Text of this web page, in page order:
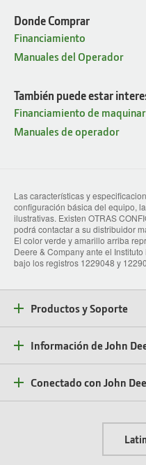
Donde Comprar
Financiamiento
Manuales del Operador
También puede estar
Financiamiento de
Manuales de operador
Las características y
configuración básica del equipo,
ilustrativas. Existen OTRAS
podrá contactar a su distribuidor
El color verde y amarillo arriba
Deere & Company ante el
bajo los registros 1229048 y
Productos y Soporte
Información de John
Conectado con John